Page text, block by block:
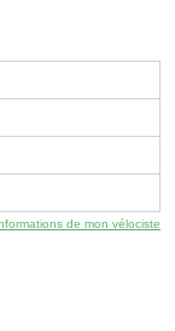
de mon vélociste